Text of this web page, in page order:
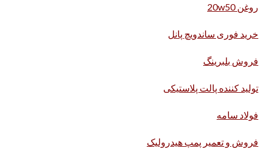
روغن 20w50
خرید فوری ساندویچ پانل
فروش بلبرینگ
تولید کننده پالت پلاستیکی
فولاد سامه
فروش و تعمیر پمپ هیدرولیک